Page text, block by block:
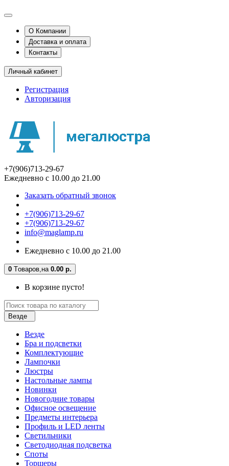
О Компании
Доставка и оплата
Контакты
Личный кабинет
Регистрация
Авторизация
+7(906)713-29-67
Ежедневно с 10.00 до 21.00
Заказать обратный звонок
+7(906)713-29-67
+7(906)713-29-67
info@maglamp.ru
Ежедневно с 10.00 до 21.00
0 Tоваров,на 0.00 р.
В корзине пусто!
Везде
Везде
Бра и подсветки
Комплектующие
Лампочки
Люстры
Настольные лампы
Новинки
Новогодние товары
Офисное освещение
Предметы интерьера
Профиль и LED ленты
Светильники
Светодиодная подсветка
Споты
Торшеры